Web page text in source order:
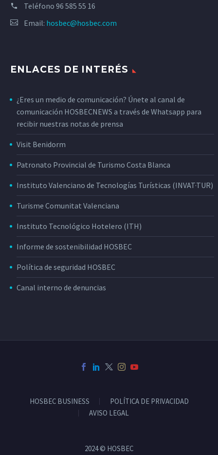
Teléfono 96 585 55 16
Email: hosbec@hosbec.com
ENLACES DE INTERÉS
¿Eres un medio de comunicación? Únete al canal de
comunicación HOSBECNEWS a través de Whatsapp para
recibir nuestras notas de prensa
Visit Benidorm
Patronato Provincial de Turismo Costa Blanca
Instituto Valenciano de Tecnologías Turísticas (INVAT·TUR)
Turisme Comunitat Valenciana
Instituto Tecnológico Hotelero (ITH)
Informe de sostenibilidad HOSBEC
Política de seguridad HOSBEC
Canal interno de denuncias
HOSBEC BUSINESS
POLÍTICA DE PRIVACIDAD
AVISO LEGAL
2024 © HOSBEC